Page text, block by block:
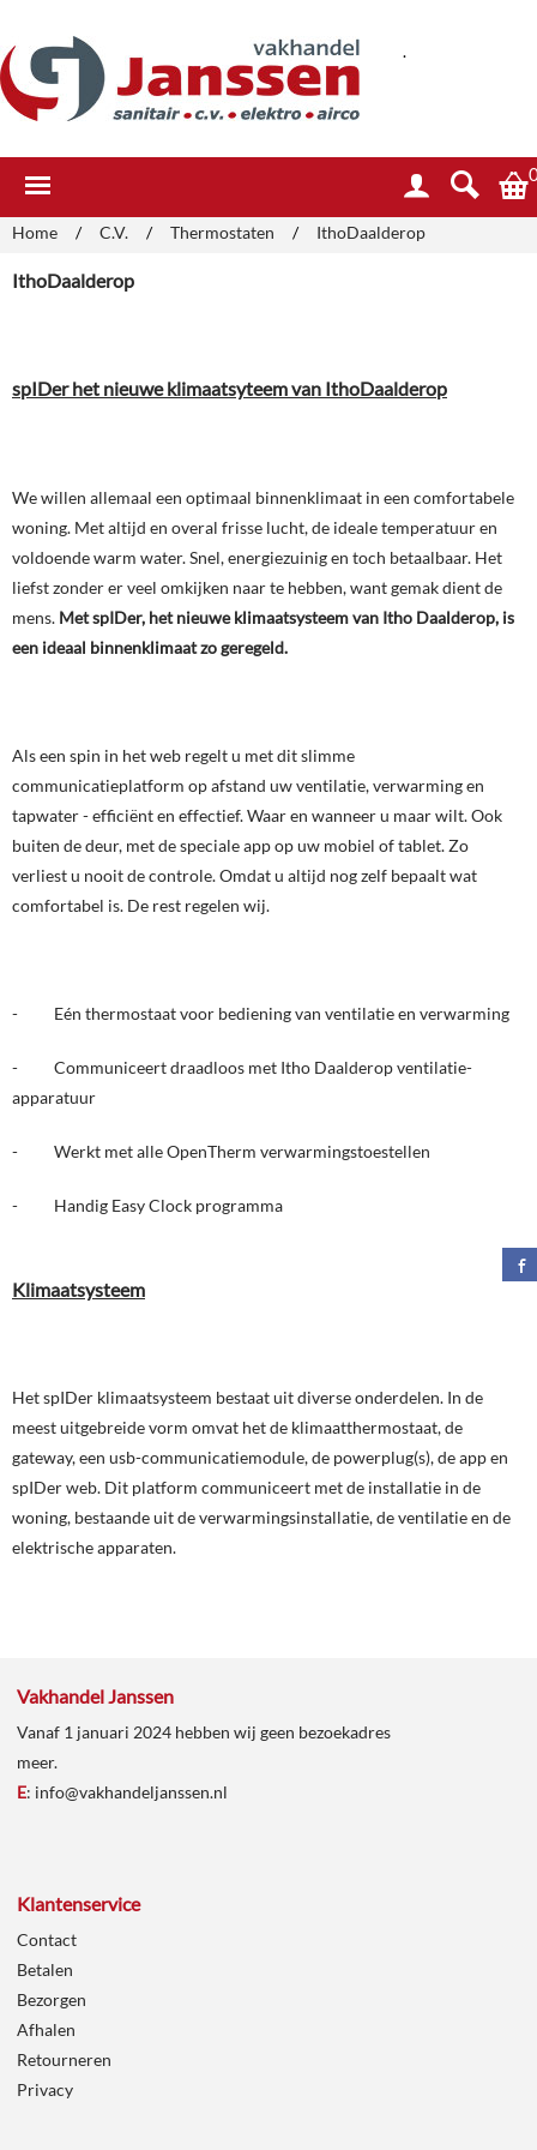
.
Home / C.V. / Thermostaten / IthoDaalderop
IthoDaalderop
spIDer het nieuwe klimaatsyteem van IthoDaalderop
We willen allemaal een optimaal binnenklimaat in een comfortabele
woning. Met altijd en overal frisse lucht, de ideale temperatuur en
voldoende warm water. Snel, energiezuinig en toch betaalbaar. Het
liefst zonder er veel omkijken naar te hebben, want gemak dient de
mens. Met spIDer, het nieuwe klimaatsysteem van Itho Daalderop, is
een ideaal binnenklimaat zo geregeld.
Als een spin in het web regelt u met dit slimme
communicatieplatform op afstand uw ventilatie, verwarming en
tapwater - efficiënt en effectief. Waar en wanneer u maar wilt. Ook
buiten de deur, met de speciale app op uw mobiel of tablet. Zo
verliest u nooit de controle. Omdat u altijd nog zelf bepaalt wat
comfortabel is. De rest regelen wij.
- Eén thermostaat voor bediening van ventilatie en verwarming
- Communiceert draadloos met Itho Daalderop ventilatie-
apparatuur
- Werkt met alle OpenTherm verwarmingstoestellen
- Handig Easy Clock programma
Klimaatsysteem
Het spIDer klimaatsysteem bestaat uit diverse onderdelen. In de
meest uitgebreide vorm omvat het de klimaatthermostaat, de
gateway, een usb-communicatiemodule, de powerplug(s), de app en
spIDer web. Dit platform communiceert met de installatie in de
woning, bestaande uit de verwarmingsinstallatie, de ventilatie en de
elektrische apparaten.
Vakhandel Janssen
Vanaf 1 januari 2024 hebben wij geen bezoekadres
meer.
E: info@vakhandeljanssen.nl
Klantenservice
Contact
Betalen
Bezorgen
Afhalen
Retourneren
Privacy